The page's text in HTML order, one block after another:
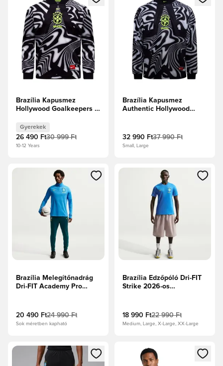
Brazília Kapusmez
Hollywood Goalkeepers -
Gyerekek
26 490 Ft30 999 Ft
10-12 Years
Brazília Kapusmez
Authentic Hollywood
32 990 Ft37 990 Ft
Small, Large
Megnyit egy modált a bejelentkezéshez vagy a tagként való
Brazília Melegítőnadrág
Dri-FIT Academy Pro
menta/Midwest Gold
20 490 Ft24 990 Ft
Sok méretben kapható
Megnyit egy modált a
Brazília Edzőpóló Dri-FIT
Strike 2026-os
menta/Midwest Gold
18 990 Ft22 990 Ft
Medium, Large, X-Large, XX-Large
Megnyit egy modált a bejelentkezéshez vagy a tagként való
Megnyit egy modált a